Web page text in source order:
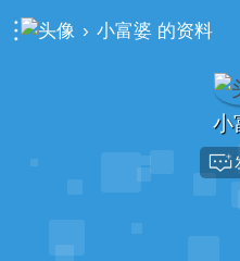
› 小富婆 的资料
小